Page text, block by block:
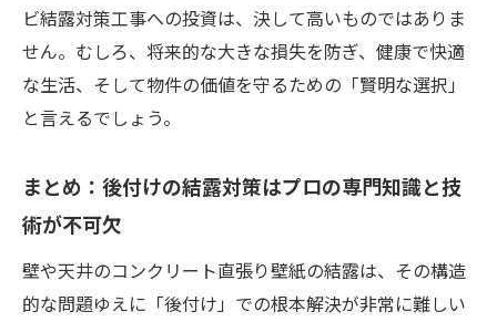
ビ結露対策工事への投資は、決して高いものではありま
せん。むしろ、将来的な大きな損失を防ぎ、健康で快適
な生活、そして物件の価値を守るための「賢明な選択」
と言えるでしょう。
まとめ：後付けの結露対策はプロの専門知識と技
術が不可欠
壁や天井のコンクリート直張り壁紙の結露は、その構造
的な問題ゆえに「後付け」での根本解決が非常に難しい